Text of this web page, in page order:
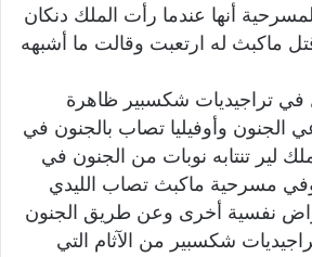
أنها عندما رأت الملك دنكان
ماكبث له ارتعبت وقالت ما أشبهه
في تراجيديات شكسبير ظاهرة
الجنون وأوفيليا تصاب بالجنون في
لير تنتابه نوبات من الجنون في
مسرحية ماكبث تصاب الليدي
نفسية أخرى وعن طريق الجنون
شكسبير من الآثام التي